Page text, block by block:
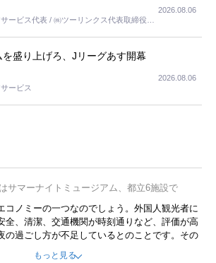
ービス代表 / ㈱ツーリンクス代表取締役社
2026.08.06
盛り上げろ、Jリーグあす開幕
ービス
2026.08.06
サマーナイトミュージアム、都立6施設で
コノミーの一つなのでしょう。外国人観光者に
全、清潔、交通機関が時刻通りなど、評価が高
の過ごし方が不足しているとのことです。その
にこのようなイベントが行われれば、日本人に
もっと見る